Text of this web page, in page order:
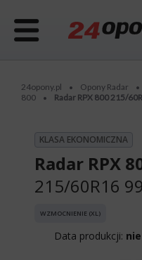
24opony.pl • Opony Radar •
800
• Radar RPX 800 215/
KLASA EKONOMICZNA
Radar RPX
215/60R16
WZMOCNIENIE (XL)
Data produkcji: